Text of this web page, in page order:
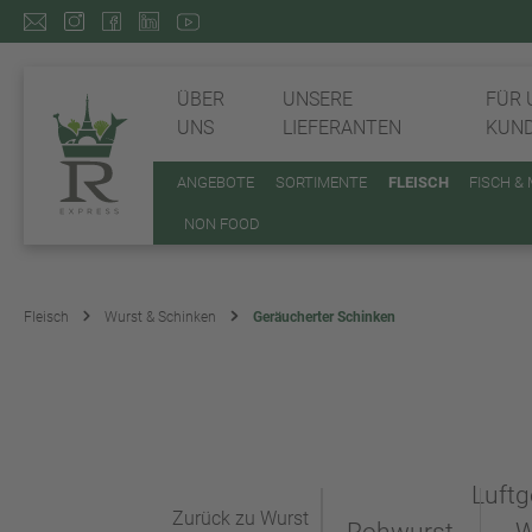
ÜBER
UNS
UNSERE
LIEFERANTEN
FÜR
ANGEBOTE SORTIMENTE FLEISCH FISCH &
NON FOOD
Fleisch Wurst & Schinken Geräucherter Schinken
Zurück zu Wurst